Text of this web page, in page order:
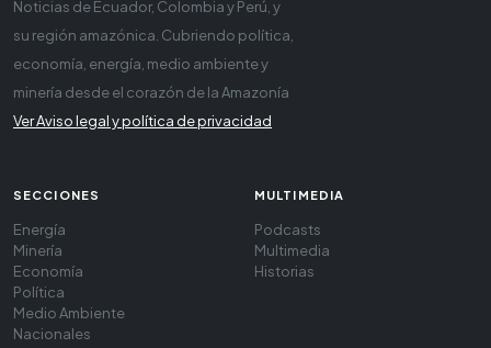
Noticias de Ecuador, Colombia y Perú, y
su región amazónica. Cubriendo política,
economía, energía, medio ambiente y
minería desde el corazón de la Amazonía
Ver Aviso legal y política de privacidad
SECCIONES
Energía
Minería
Economía
Política
Medio Ambiente
Nacionales
MULTIMEDIA
Podcasts
Multimedia
Historias